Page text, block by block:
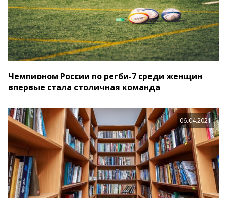
Чемпионом России по регби-7 среди женщин
впервые стала столичная команда
06.04.2021